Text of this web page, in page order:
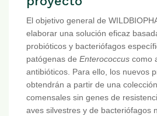
El objetivo general de
elaborar una solución eficaz
probióticos y bacteriófagos
patógenas de Enterococcus como
antibióticos. Para ello, los nuevos
obtendrán a partir de una
comensales sin genes de
aves silvestres y de bacteriófagos